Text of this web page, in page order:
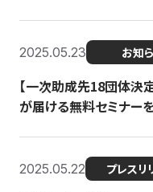
2025.05.23 お知
【一次助成先18団体決
が届ける無料セミナー
2025.05.22 プレスリ